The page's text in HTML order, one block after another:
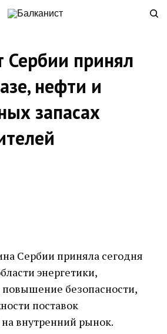
Сербии принял
нефти и
запасах
Сербии приняла сегодня
энергетики,
безопасности,
поставок
внутренний рынок.